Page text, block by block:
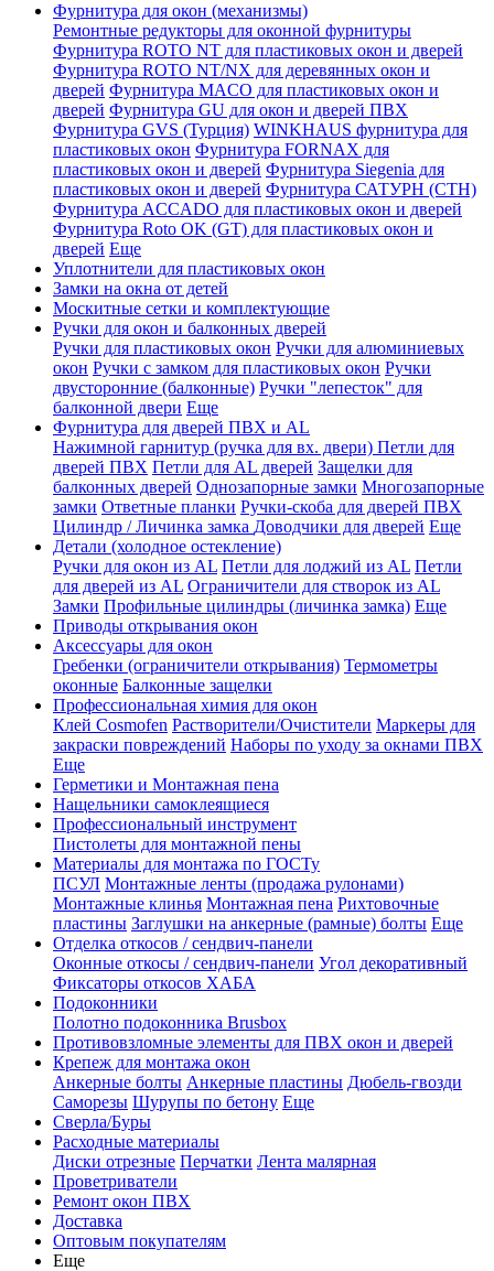
Фурнитура для окон (механизмы)
Ремонтные редукторы для оконной фурнитуры
Фурнитура ROTO NT для пластиковых окон и дверей
Фурнитура ROTO NT/NX для деревянных окон и
дверей Фурнитура MACO для пластиковых окон и
дверей Фурнитура GU для окон и дверей ПВХ
Фурнитура GVS (Турция) WINKHAUS фурнитура для
пластиковых окон Фурнитура FORNAX для
пластиковых окон и дверей Фурнитура Siegenia для
пластиковых окон и дверей Фурнитура САТУРН (СТН)
Фурнитура ACCADO для пластиковых окон и дверей
Фурнитура Roto OK (GT) для пластиковых окон и
дверей Еще
Уплотнители для пластиковых окон
Замки на окна от детей
Москитные сетки и комплектующие
Ручки для окон и балконных дверей
Ручки для пластиковых окон Ручки для алюминиевых
окон Ручки с замком для пластиковых окон Ручки
двусторонние (балконные) Ручки "лепесток" для
балконной двери Еще
Фурнитура для дверей ПВХ и AL
Нажимной гарнитур (ручка для вх. двери) Петли для
дверей ПВХ Петли для AL дверей Защелки для
балконных дверей Однозапорные замки Многозапорные
замки Ответные планки Ручки-скоба для дверей ПВХ
Цилиндр / Личинка замка Доводчики для дверей Еще
Детали (холодное остекление)
Ручки для окон из AL Петли для лоджий из AL Петли
для дверей из AL Ограничители для створок из AL
Замки Профильные цилиндры (личинка замка) Еще
Приводы открывания окон
Аксессуары для окон
Гребенки (ограничители открывания) Термометры
оконные Балконные защелки
Профессиональная химия для окон
Клей Cosmofen Растворители/Очистители Маркеры для
закраски повреждений Наборы по уходу за окнами ПВХ
Еще
Герметики и Монтажная пена
Нащельники самоклеящиеся
Профессиональный инструмент
Пистолеты для монтажной пены
Материалы для монтажа по ГОСТу
ПСУЛ Монтажные ленты (продажа рулонами)
Монтажные клинья Монтажная пена Рихтовочные
пластины Заглушки на анкерные (рамные) болты Еще
Отделка откосов / сендвич-панели
Оконные откосы / сендвич-панели Угол декоративный
Фиксаторы откосов ХАБА
Подоконники
Полотно подоконника Brusbox
Противовзломные элементы для ПВХ окон и дверей
Крепеж для монтажа окон
Анкерные болты Анкерные пластины Дюбель-гвозди
Саморезы Шурупы по бетону Еще
Сверла/Буры
Расходные материалы
Диски отрезные Перчатки Лента малярная
Проветриватели
Ремонт окон ПВХ
Доставка
Оптовым покупателям
Еще